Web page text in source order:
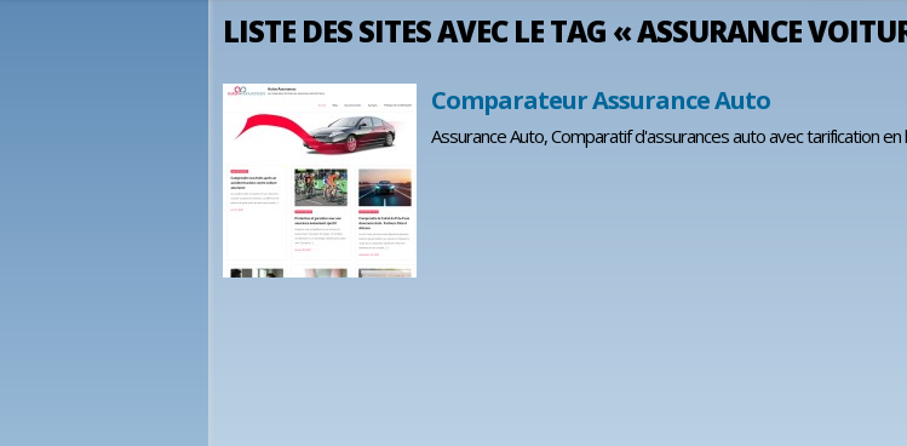
LISTE DES SITES AVEC LE TAG « ASSURANCE
Comparateur Assurance Auto
Assurance Auto, Comparatif d'assurances auto avec tarification en